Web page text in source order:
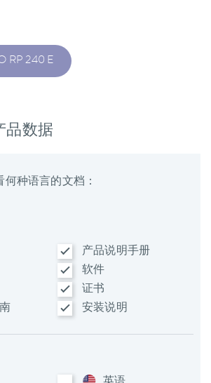
RP 240 E
品数据
种语言的文档：
产品说明手册
软件
证书
安装说明